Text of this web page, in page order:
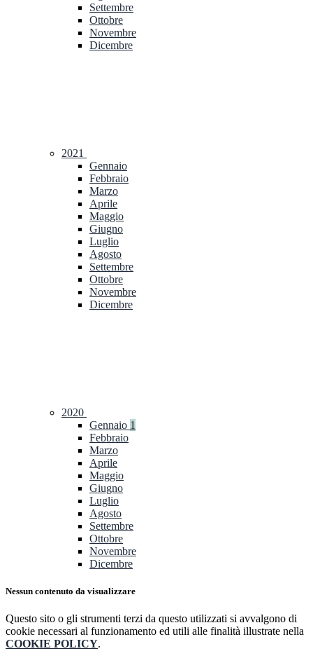
Settembre
Ottobre
Novembre
Dicembre
2021
Gennaio
Febbraio
Marzo
Aprile
Maggio
Giugno
Luglio
Agosto
Settembre
Ottobre
Novembre
Dicembre
2020
Gennaio 1
Febbraio
Marzo
Aprile
Maggio
Giugno
Luglio
Agosto
Settembre
Ottobre
Novembre
Dicembre
Nessun contenuto da visualizzare
Questo sito o gli strumenti terzi da questo utilizzati si avvalgono di
cookie necessari al funzionamento ed utili alle finalità illustrate nella
COOKIE POLICY.